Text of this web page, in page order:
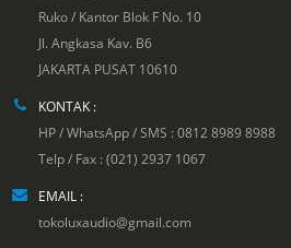
Ruko / Kantor Blok F No. 10
Jl. Angkasa Kav. B6
JAKARTA PUSAT 10610
KONTAK :
HP / WhatsApp / SMS : 0812 8989 8988
Telp / Fax : (021) 2937 1067
EMAIL :
tokoluxaudio@gmail.com